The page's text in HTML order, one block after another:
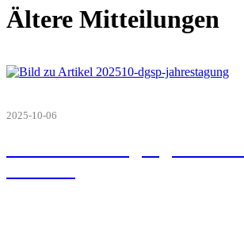
Ältere Mitteilungen
2025-10-06